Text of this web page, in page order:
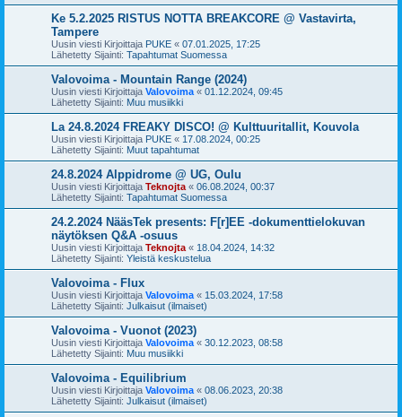
Ke 5.2.2025 RISTUS NOTTA BREAKCORE @ Vastavirta,
Tampere
Uusin viesti Kirjoittaja PUKE « 07.01.2025, 17:25
Lähetetty Sijainti: Tapahtumat Suomessa
Valovoima - Mountain Range (2024)
Uusin viesti Kirjoittaja Valovoima « 01.12.2024, 09:45
Lähetetty Sijainti: Muu musiikki
La 24.8.2024 FREAKY DISCO! @ Kulttuuritallit, Kouvola
Uusin viesti Kirjoittaja PUKE « 17.08.2024, 00:25
Lähetetty Sijainti: Muut tapahtumat
24.8.2024 Alppidrome @ UG, Oulu
Uusin viesti Kirjoittaja Teknojta « 06.08.2024, 00:37
Lähetetty Sijainti: Tapahtumat Suomessa
24.2.2024 NääsTek presents: F[r]EE -dokumenttielokuvan
näytöksen Q&A -osuus
Uusin viesti Kirjoittaja Teknojta « 18.04.2024, 14:32
Lähetetty Sijainti: Yleistä keskustelua
Valovoima - Flux
Uusin viesti Kirjoittaja Valovoima « 15.03.2024, 17:58
Lähetetty Sijainti: Julkaisut (ilmaiset)
Valovoima - Vuonot (2023)
Uusin viesti Kirjoittaja Valovoima « 30.12.2023, 08:58
Lähetetty Sijainti: Muu musiikki
Valovoima - Equilibrium
Uusin viesti Kirjoittaja Valovoima « 08.06.2023, 20:38
Lähetetty Sijainti: Julkaisut (ilmaiset)